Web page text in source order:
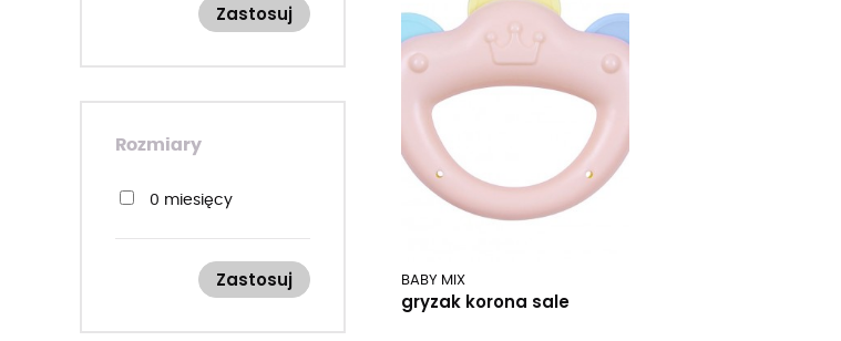
Zastosuj
Rozmiary
0 miesięcy
Zastosuj BABY MIX
gryzak korona sale